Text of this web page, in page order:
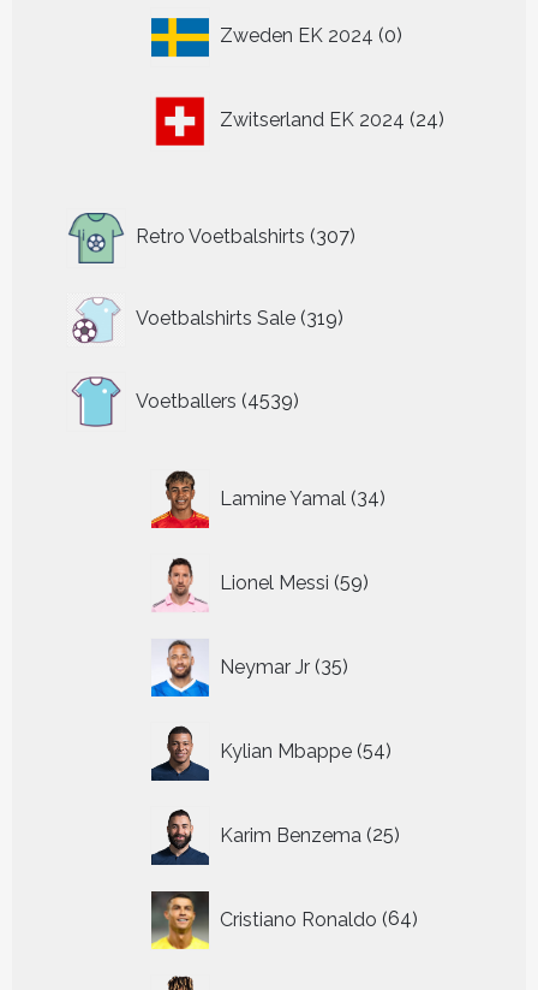
Zweden EK 2024 0
producten
Zwitserland EK 2024 24
producten
Retro Voetbalshirts 307
producten
Voetbalshirts Sale 319
319
Voetballers 4539
producten
Lamine Yamal 34
producten
Lionel Messi 59
producten
Neymar Jr 35
producten
Kylian Mbappe 54
producten
Karim Benzema 25
producten
Cristiano Ronaldo 64
producten